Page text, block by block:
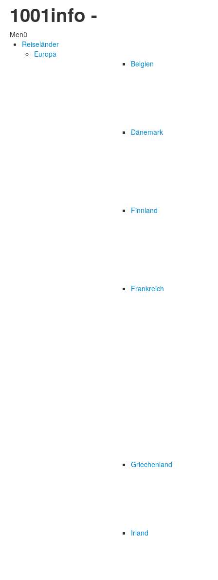
1001info -
Menü
Reiseländer
Europa
Belgien
Dänemark
Finnland
Frankreich
Griechenland
Irland